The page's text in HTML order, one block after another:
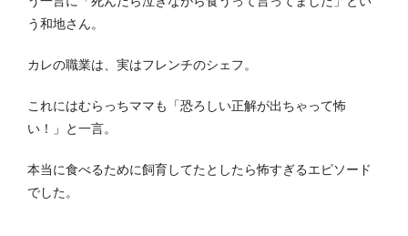
う和地さん。
カレの職業は、実はフレンチのシェフ。
これにはむらっちママも「恐ろしい正解が出ちゃって怖
い！」と一言。
本当に食べるために飼育してたとしたら怖すぎるエピソード
でした。